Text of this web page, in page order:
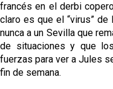
francés en el derbi
claro es que el “virus”
nunca a un Sevilla que
de situaciones y que
fuerzas para ver a Jules
fin de semana.